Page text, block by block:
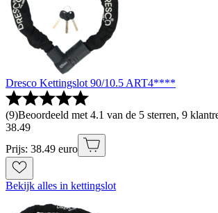
Dresco Kettingslot 90/10.5 ART4****
(9)Beoordeeld met 4.1 van de 5 sterren, 9
38.49
Prijs: 38.49 euro
Bekijk alles in kettingslot